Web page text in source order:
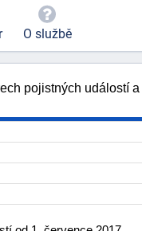
pojistných událostí
O službě